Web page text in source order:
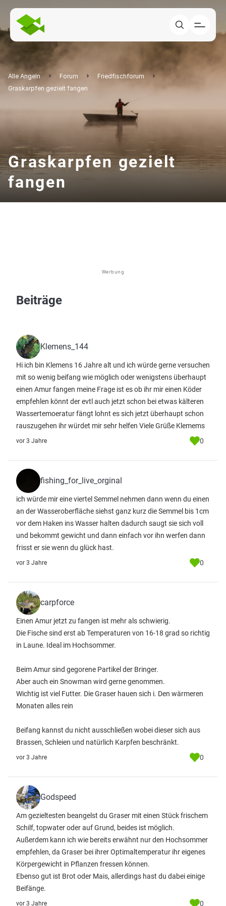
Alle Angeln Forum
Friedfischforum
Graskarpfen gezielt fangen
Graskarpfen gezielt
fangen
Werbung
Beiträge
Klemens_144
Hi ich bin Klemens 16 Jahre alt und ich würde gerne versuchen
mit so wenig beifang wie möglich oder wenigstens überhaupt
einen Amur fangen meine Frage ist es ob ihr mir einen Köder
empfehlen könnt der evtl auch jetzt schon bei etwas kälteren
Wassertemoeratur fängt lohnt es sich jetzt überhaupt schon
rauszugehen ihr würdet mir sehr helfen Viele Grüße Klemems
vor 3 Jahre 0
fishing_for_live_orginal
ich würde mir eine viertel Semmel nehmen dann wenn du einen
an der Wasseroberfläche siehst ganz kurz die Semmel bis 1cm
vor dem Haken ins Wasser halten dadurch saugt sie sich voll
und bekommt gewicht und dann einfach vor ihn werfen dann
frisst er sie wenn du glück hast.
vor 3 Jahre 0
carpforce
Einen Amur jetzt zu fangen ist mehr als schwierig.
Die Fische sind erst ab Temperaturen von 16-18 grad so richtig
in Laune. Ideal im Hochsommer.
Beim Amur sind gegorene Partikel der Bringer.
Aber auch ein Snowman wird gerne genommen.
Wichtig ist viel Futter. Die Graser hauen sich i. Den wärmeren
Monaten alles rein
Beifang kannst du nicht ausschließen wobei dieser sich aus
Brassen, Schleien und natürlich Karpfen beschränkt.
vor 3 Jahre 0
Godspeed
Am gezieltesten beangelst du Graser mit einen Stück frischem
Schilf, topwater oder auf Grund, beides ist möglich.
Außerdem kann ich wie bereits erwähnt nur den Hochsommer
empfehlen, da Graser bei ihrer Optimaltemperatur ihr eigenes
Körpergewicht in Pflanzen fressen können.
Ebenso gut ist Brot oder Mais, allerdings hast du dabei einige
Beifänge.
vor 3 Jahre 0